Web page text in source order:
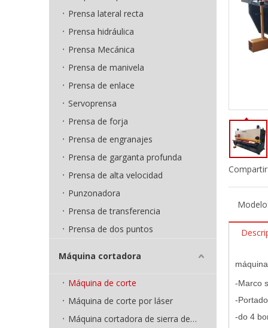
Prensa lateral recta
Prensa hidráulica
Prensa Mecánica
Prensa de manivela
Prensa de enlace
Servoprensa
Prensa de forja
Prensa de engranajes
Prensa de garganta profunda
Prensa de alta velocidad
Punzonadora
Prensa de transferencia
Prensa de dos puntos
Máquina cortadora
Máquina de corte
Máquina de corte por láser
Máquina cortadora de sierra de cinta
Modelo:
-Marco
-
-do 4